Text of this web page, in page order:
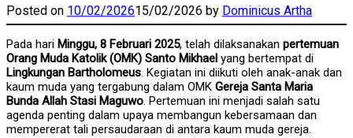
Posted on 10/02/202615/02/2026 by Dominicus Artha
Pada hari Minggu, 8 Februari 2025, telah dilaksanakan pertemuan
Orang Muda Katolik (OMK) Santo Mikhael yang bertempat di
Lingkungan Bartholomeus. Kegiatan ini diikuti oleh anak-anak dan
kaum muda yang tergabung dalam OMK Gereja Santa Maria
Bunda Allah Stasi Maguwo. Pertemuan ini menjadi salah satu
agenda penting dalam upaya membangun kebersamaan dan
mempererat tali persaudaraan di antara kaum muda gereja.